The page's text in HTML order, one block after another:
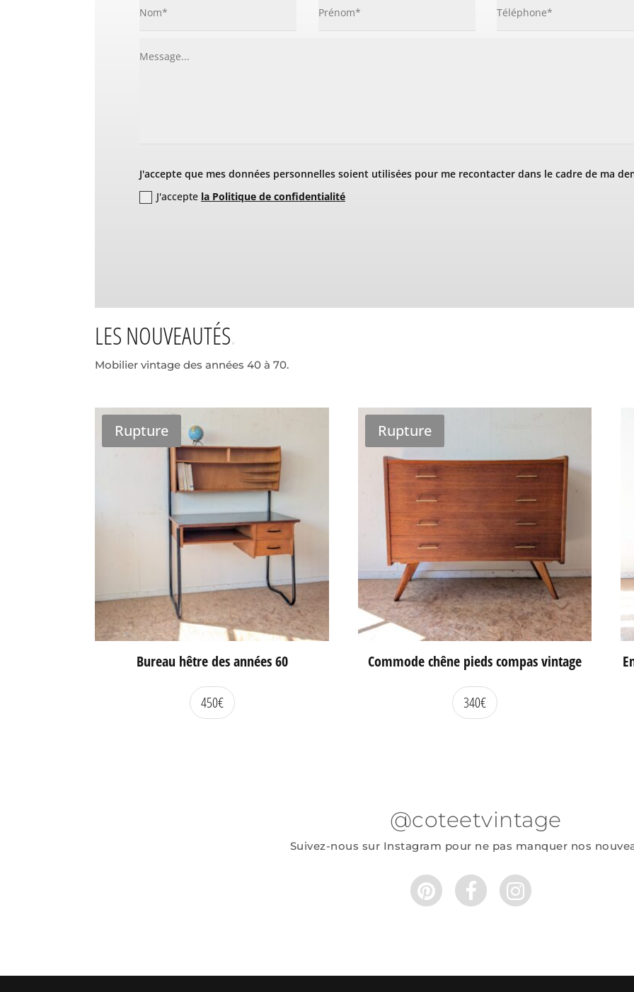
J'accepte que mes données personnelles soient utilisées pour me recontacter dans le cadre de ma
J'accepte la Politique de confidentialité
LES NOUVEAUTÉS
Mobilier vintage des années 40 à 70.
Rupture
Bureau hêtre des années 60
450€
Rupture
Commode chêne pieds compas vintage
340€
@coteetvintage
Suivez-nous sur Instagram pour ne pas manquer nos